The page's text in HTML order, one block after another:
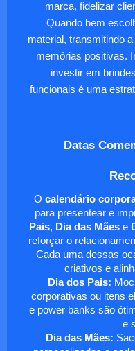
marca, fidelizar
Quando bem
material, transmitindo
memórias positivas.
investir em
funcionais é uma
Datas
O calendário
para presentear e
Pais, Dia das Mãese
reforçar o
Cada uma dessas
criativos e
Dia dos Pais:
corporativas ou itens
e power banks são
e
Dia das Mães: